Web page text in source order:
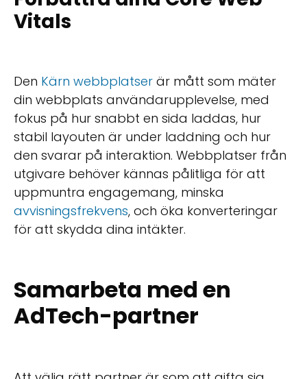
Vitals
Den Kärn webbplatser är mått som mäter
din webbplats användarupplevelse, med
fokus på hur snabbt en sida laddas, hur
stabil layouten är under laddning och hur
den svarar på interaktion. Webbplatser från
utgivare behöver kännas pålitliga för att
uppmuntra engagemang, minska
avvisningsfrekvens, och öka konverteringar
för att skydda dina intäkter.
Samarbeta med en
AdTech-partner